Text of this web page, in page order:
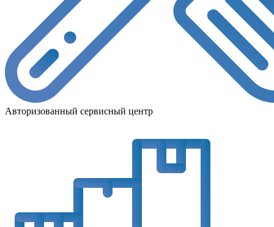
Авторизованный сервисный центр